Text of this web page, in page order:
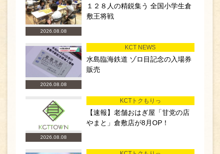
2026.08.08
１２８人の精鋭集う 全国小学生倉
敷王将戦
2026.08.08
KCT NEWS
水島臨海鉄道 ゾロ目記念の入場券
販売
2026.08.08
KCTトクもりっ
【速報】老舗おはぎ屋「甘党の店
やまと」倉敷店が8月OP！